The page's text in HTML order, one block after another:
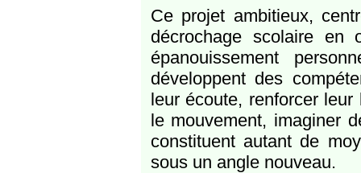
Ce projet ambitieux,
décrochage scolaire
épanouissement
développent des
leur écoute, renforcer
le mouvement, imaginer
constituent autant de
sous un angle nouveau.